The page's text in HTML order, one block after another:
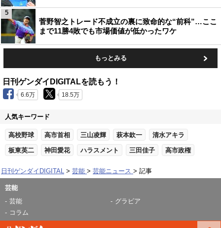
菅野智之トレード不成立の裏に致命的な“前科”…ここ
まで11勝4敗でも市場価値が低かったワケ
5
もっとみる
日刊ゲンダイDIGITALを読もう！
6.6万 18.5万
人気キーワード
高校野球 高市首相 三山凌輝 萩本欽一 清水アキラ
板東英二 神田愛花 ハラスメント 三田佳子 高市政権
日刊ゲンダイDIGITAL 芸能 芸能ニュース 記事
芸能
芸能
グラビア
コラム